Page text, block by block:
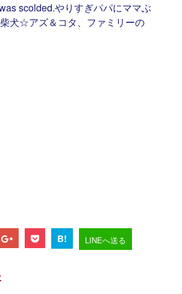
scolded.やりすぎパパにママぶ
☆アズ＆コタ、ファミリーの
B! LINEへ送る